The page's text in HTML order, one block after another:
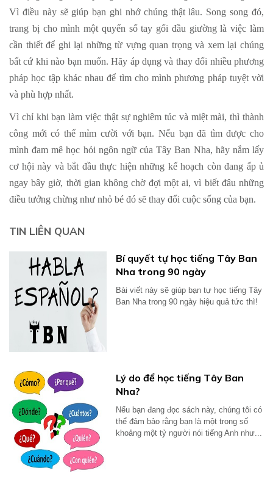
Vì điều này sẽ giúp bạn ghi nhớ chúng thật lâu. Song song đó,
trang bị cho mình một quyển sổ tay gối đầu giường là việc làm
cần thiết để ghi lại những từ vựng quan trọng và xem lại chúng
bất cứ khi nào bạn muốn. Hãy áp dụng và thay đổi nhiều phương
pháp học tập khác nhau để tìm cho mình phương pháp tuyệt vời
và phù hợp nhất.
Vì chỉ khi bạn làm việc thật sự nghiêm túc và miệt mài, thì thành
công mới có thể mỉm cười với bạn. Nếu bạn đã tìm được cho
mình đam mê học hỏi ngôn ngữ của Tây Ban Nha, hãy nắm lấy
cơ hội này và bắt đầu thực hiện những kế hoạch còn đang ấp ủ
ngay bây giờ, thời gian không chờ đợi một ai, vì biết đâu những
điều tưởng chừng như nhỏ bé đó sẽ thay đổi cuộc sống của bạn.
TIN LIÊN QUAN
Bí quyết tự học tiếng Tây Ban
Nha trong 90 ngày
Bài viết này sẽ giúp bạn tự học tiếng Tây
Ban Nha trong 90 ngày hiệu quả tức thì!
Lý do để học tiếng Tây Ban
Nha?
Nếu bạn đang đọc sách này, chúng tôi có
thể đảm bảo rằng bạn là một trong số
khoảng một tỷ người nói tiếng Anh như...